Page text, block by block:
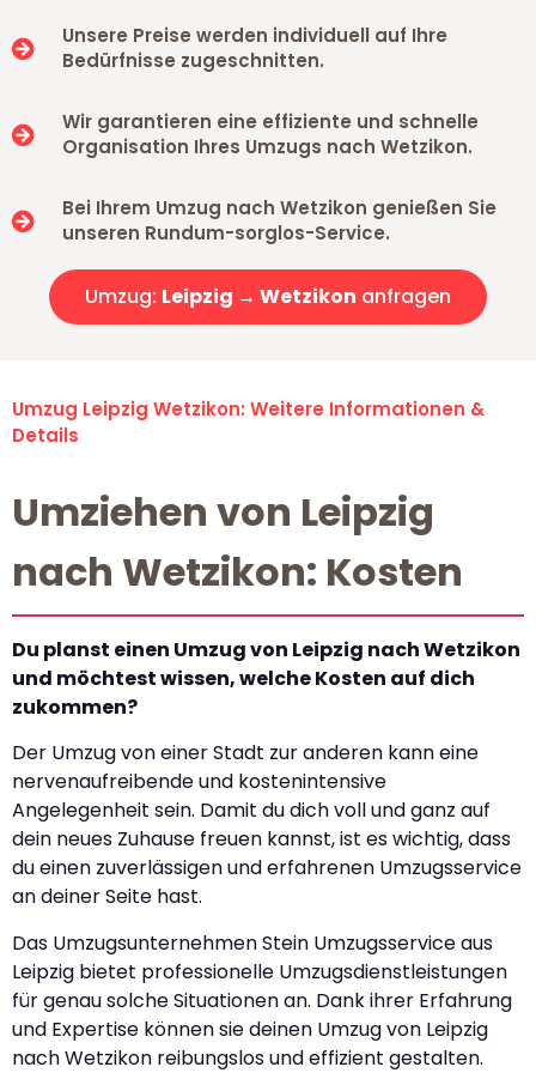
Unsere Preise werden individuell auf Ihre
Bedürfnisse zugeschnitten.
Wir garantieren eine effiziente und schnelle
Organisation Ihres Umzugs nach Wetzikon.
Bei Ihrem Umzug nach Wetzikon genießen Sie
unseren Rundum-sorglos-Service.
Umzug: Leipzig → Wetzikon anfragen
Umzug Leipzig Wetzikon: Weitere Informationen &
Details
Umziehen von Leipzig
nach Wetzikon: Kosten
Du planst einen Umzug von Leipzig nach Wetzikon
und möchtest wissen, welche Kosten auf dich
zukommen?
Der Umzug von einer Stadt zur anderen kann eine
nervenaufreibende und kostenintensive
Angelegenheit sein. Damit du dich voll und ganz auf
dein neues Zuhause freuen kannst, ist es wichtig, dass
du einen zuverlässigen und erfahrenen Umzugsservice
an deiner Seite hast.
Das Umzugsunternehmen Stein Umzugsservice aus
Leipzig bietet professionelle Umzugsdienstleistungen
für genau solche Situationen an. Dank ihrer Erfahrung
und Expertise können sie deinen Umzug von Leipzig
nach Wetzikon reibungslos und effizient gestalten.